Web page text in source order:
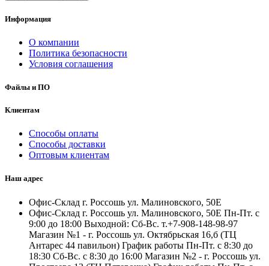
Информация
О компании
Политика безопасности
Условия соглашения
Файлы и ПО
Клиентам
Способы оплаты
Способы доставки
Оптовым клиентам
Наш адрес
Офис-Склад г. Россошь ул. Малиновского, 50Е
Офис-Склад г. Россошь ул. Малиновского, 50Е Пн-Пт. с
9:00 до 18:00 Выходной: Сб-Вс. т.+7-908-148-98-97
Магазин №1 - г. Россошь ул. Октябрьская 16,б (ТЦ
Антарес 44 павильон) График работы Пн-Пт. с 8:30 до
18:30 Сб-Вс. с 8:30 до 16:00 Магазин №2 - г. Россошь ул.